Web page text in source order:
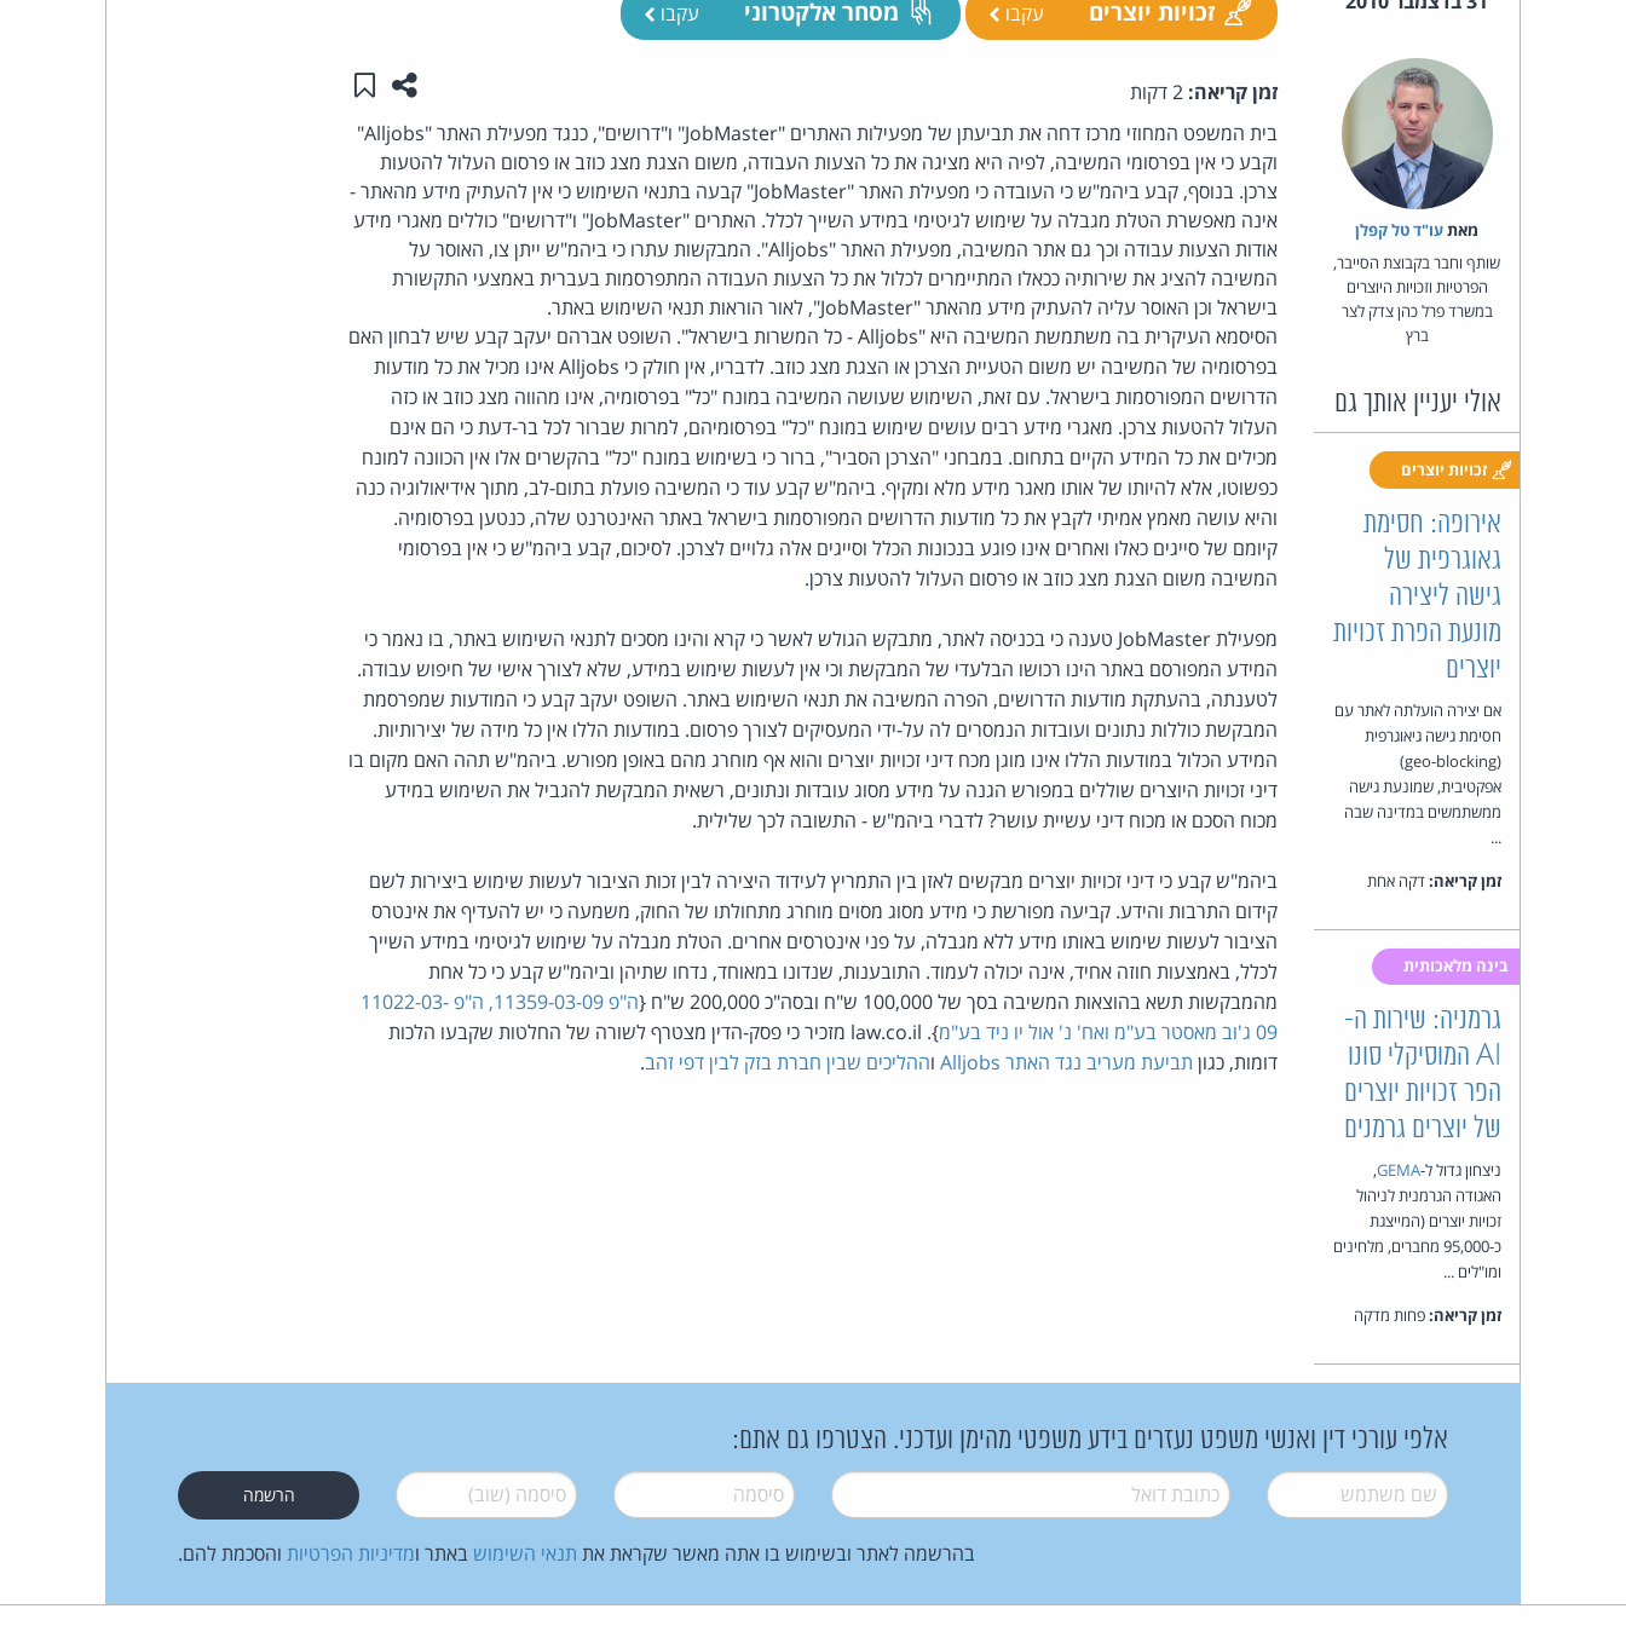
זכויות יוצרים עקבו מסחר אלקטרוני עקבו
מאת‏עו"ד טל קפלן
שותף וחבר בקבוצת הסייבר,
הפרטיות וזכויות היוצרים
במשרד פרל כהן צדק לצר
ברץ
אולי יעניין אותך גם
זכויות יוצרים
אירופה: חסימת
גאוגרפית של
גישה ליצירה
מונעת הפרת זכויות
יוצרים
אם יצירה הועלתה לאתר עם
חסימת גישה גיאוגרפית
(geo-blocking)
אפקטיבית, שמונעת גישה
ממשתמשים במדינה שבה
...
זמן קריאה:דקה אחת
בינה מלאכותית
גרמניה: שירות ה-
AI המוסיקלי סונו
הפר זכויות יוצרים
של יוצרים גרמנים
ניצחון גדול ל-GEMA
,
האגודה הגרמנית לניהול
זכויות יוצרים (המייצגת
כ-95,000 מחברים, מלחינים
ומו"לים ...
זמן קריאה:פחות מדקה
זמן קריאה: שתפו עמוד זה
שמור ב"תכנים שלי"
בית המשפט המחוזי מרכז דחה את תביעתן של מפעילות האתרים "JobMaster" ו"דרושים", כנגד מפעילת האתר "Alljobs"
וקבע כי אין בפרסומי המשיבה, לפיה היא מציגה את כל הצעות העבודה, משום הצגת מצג כוזב או פרסום העלול להטעות
צרכן. בנוסף, קבע ביהמ"ש כי העובדה כי מפעילת האתר "JobMaster" קבעה בתנאי השימוש כי אין להעתיק מידע מהאתר -
אינה מאפשרת הטלת מגבלה על שימוש לגיטימי במידע השייך לכלל. האתרים "JobMaster" ו"דרושים" כוללים מאגרי מידע
אודות הצעות עבודה וכך גם אתר המשיבה, מפעילת האתר "Alljobs". המבקשות עתרו כי ביהמ"ש ייתן צו, האוסר על
המשיבה להציג את שירותיה ככאלו המתיימרים לכלול את כל הצעות העבודה המתפרסמות בעברית באמצעי התקשורת
בישראל וכן האוסר עליה להעתיק מידע מהאתר "JobMaster", לאור הוראות תנאי השימוש באתר.
הסיסמא העיקרית בה משתמשת המשיבה היא "Alljobs - כל המשרות בישראל". השופט אברהם יעקב קבע שיש לבחון האם
בפרסומיה של המשיבה יש משום הטעיית הצרכן או הצגת מצג כוזב. לדבריו, אין חולק כי Alljobs אינו מכיל את כל מודעות
הדרושים המפורסמות בישראל. עם זאת, השימוש שעושה המשיבה במונח "כל" בפרסומיה, אינו מהווה מצג כוזב או כזה
העלול להטעות צרכן. מאגרי מידע רבים עושים שימוש במונח "כל" בפרסומיהם, למרות שברור לכל בר-דעת כי הם אינם
מכילים את כל המידע הקיים בתחום. במבחני "הצרכן הסביר", ברור כי בשימוש במונח "כל" בהקשרים אלו אין הכוונה למונח
כפשוטו, אלא להיותו של אותו מאגר מידע מלא ומקיף. ביהמ"ש קבע עוד כי המשיבה פועלת בתום-לב, מתוך אידיאולוגיה כנה
והיא עושה מאמץ אמיתי לקבץ את כל מודעות הדרושים המפורסמות בישראל באתר האינטרנט שלה, כנטען בפרסומיה.
קיומם של סייגים כאלו ואחרים אינו פוגע בנכונות הכלל וסייגים אלה גלויים לצרכן. לסיכום, קבע ביהמ"ש כי אין בפרסומי
המשיבה משום הצגת מצג כוזב או פרסום העלול להטעות צרכן.
מפעילת JobMaster טענה כי בכניסה לאתר, מתבקש הגולש לאשר כי קרא והינו מסכים לתנאי השימוש באתר, בו נאמר כי
המידע המפורסם באתר הינו רכושו הבלעדי של המבקשת וכי אין לעשות שימוש במידע, שלא לצורך אישי של חיפוש עבודה.
לטענתה, בהעתקת מודעות הדרושים, הפרה המשיבה את תנאי השימוש באתר. השופט יעקב קבע כי המודעות שמפרסמת
המבקשת כוללות נתונים ועובדות הנמסרים לה על-ידי המעסיקים לצורך פרסום. במודעות הללו אין כל מידה של יצירותיות.
המידע הכלול במודעות הללו אינו מוגן מכח דיני זכויות יוצרים והוא אף מוחרג מהם באופן מפורש. ביהמ"ש תהה האם מקום בו
דיני זכויות היוצרים שוללים במפורש הגנה על מידע מסוג עובדות ונתונים, רשאית המבקשת להגביל את השימוש במידע
מכוח הסכם או מכוח דיני עשיית עושר? לדברי ביהמ"ש - התשובה לכך שלילית.
ביהמ"ש קבע כי דיני זכויות יוצרים מבקשים לאזן בין התמריץ לעידוד היצירה לבין זכות הציבור לעשות שימוש ביצירות לשם
קידום התרבות והידע. קביעה מפורשת כי מידע מסוג מסוים מוחרג מתחולתו של החוק, משמעה כי יש להעדיף את אינטרס
הציבור לעשות שימוש באותו מידע ללא מגבלה, על פני אינטרסים אחרים. הטלת מגבלה על שימוש לגיטימי במידע השייך
לכלל, באמצעות חוזה אחיד, אינה יכולה לעמוד. התובענות, שנדונו במאוחד, נדחו שתיהן וביהמ"ש קבע כי כל אחת
מהמבקשות תשא בהוצאות המשיבה בסך של 100,000 ש"ח ובסה"כ 200,000 ש"ח {
ה"פ 11359-03-09, ה"פ 11022-03-
09 ג'וב מאסטר בע"מ ואח' נ' אול יו ניד בע"מ
}. law.co.il מזכיר כי פסק-הדין מצטרף לשורה של החלטות שקבעו הלכות
דומות, כגון תביעת מעריב נגד האתר Alljobs וההליכים שבין חברת בזק לבין דפי זהב.
אלפי עורכי דין ואנשי משפט נעזרים בידע משפטי מהימן ועדכני. הצטרפו גם אתם:
שם משתמש* דואל* סיסמה* סיסמה (שוב)*
בהרשמה לאתר ובשימוש בו אתה מאשר שקראת את תנאי השימוש באתר ומדיניות הפרטיות והסכמת להם.